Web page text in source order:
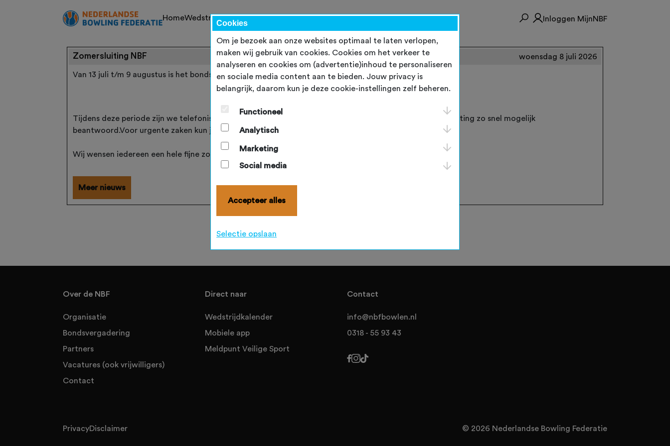
Inloggen MijnNBF
HomeWedstrijdkalenderNBF-evenementenOndersteuningTopsportWord lid
Zomersluiting NBF woensdag 8 juli 2026
Van 13 juli t/m 9 augustus is het bondsbureau van de NBF gesloten.
Tijdens deze periode zijn we telefonisch niet bereikbaar. Binnenkomende e-mails worden na de zomersluiting zo snel mogelijk
beantwoord.Voor urgente zaken kun je contact opnemen met Imco via
Wij wensen iedereen een hele fijne zomer toe!
Meer nieuws
Over de NBF
Organisatie
Bondsvergadering
Partners
Vacatures (ook vrijwilligers)
Contact
Direct naar
Wedstrijdkalender
Mobiele app
Meldpunt Veilige Sport
Contact
info@nbfbowlen.nl
0318 - 55 93 43
© 2026 Nederlandse Bowling Federatie
PrivacyDisclaimer
Cookies
Om je bezoek aan onze websites optimaal te laten verlopen,
maken wij gebruik van cookies. Cookies om het verkeer te
analyseren en cookies om (advertentie)inhoud te personaliseren
en sociale media content aan te bieden. Jouw privacy is
belangrijk, daarom kun je deze cookie-instellingen zelf beheren.
Functioneel
Analytisch
Marketing
Social media
Accepteer alles
Selectie opslaan